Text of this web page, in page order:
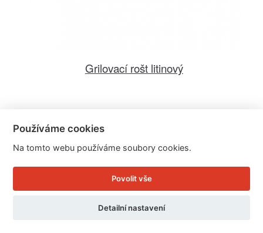
Grilovací rošt litinový
Doručíme do: 10.8.
Používáme cookies
Na tomto webu používáme soubory cookies.
Povolit vše
Detailní nastavení